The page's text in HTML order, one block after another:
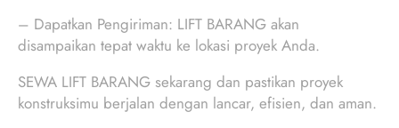
– Dapatkan Pengiriman: LIFT BARANG akan
disampaikan tepat waktu ke lokasi proyek Anda.
SEWA LIFT BARANG sekarang dan pastikan proyek
konstruksimu berjalan dengan lancar, efisien, dan aman.